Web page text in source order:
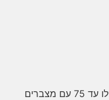
בדגמים של 15kVA-40kVA ניתן להתקין מצברי גיבוי פנימיים ומצברי גיבוי חיצוניים נוספים. (יש מערכות שאפשר עד 60 ויש אפילו עד 75 עם מצברים